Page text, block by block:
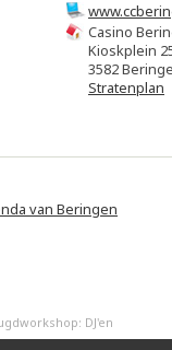
Casino
Kioskplein
3582
Stratenplan
van Beringen
DJ'en